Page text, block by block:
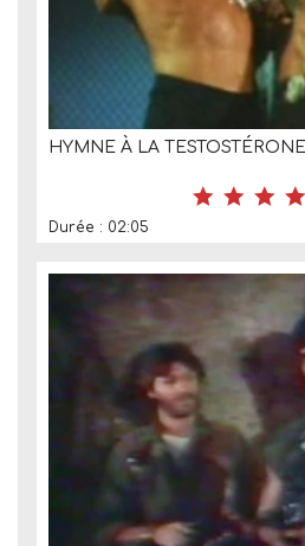
HYMNE À LA TESTOSTÉRONE
Durée : 02:05